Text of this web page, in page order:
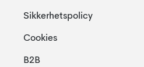
Sikkerhetspolicy
Cookies
B2B